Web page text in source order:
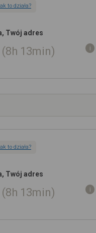
to działa?
Twój adres
8h 13min
to działa?
Twój adres
8h 13min